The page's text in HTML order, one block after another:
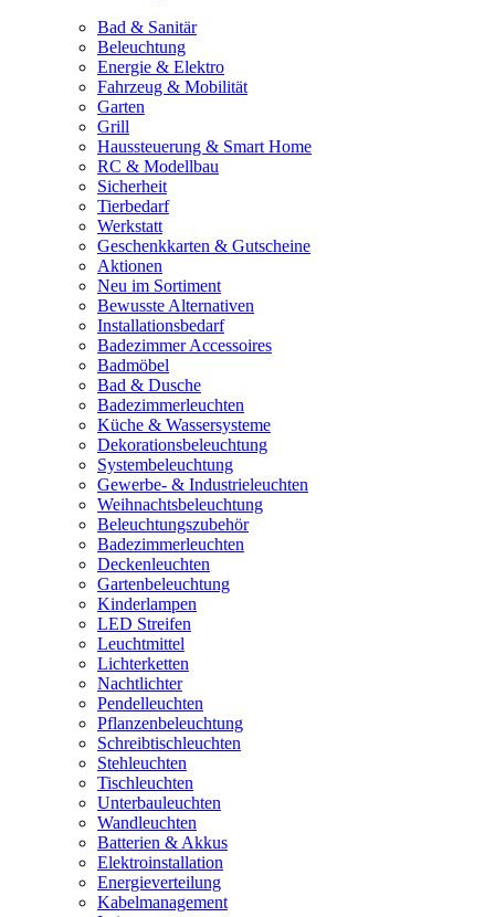
Bad & Sanitär
Beleuchtung
Energie & Elektro
Fahrzeug & Mobilität
Garten
Grill
Haussteuerung & Smart Home
RC & Modellbau
Sicherheit
Tierbedarf
Werkstatt
Geschenkkarten & Gutscheine
Aktionen
Neu im Sortiment
Bewusste Alternativen
Installationsbedarf
Badezimmer Accessoires
Badmöbel
Bad & Dusche
Badezimmerleuchten
Küche & Wassersysteme
Dekorationsbeleuchtung
Systembeleuchtung
Gewerbe- & Industrieleuchten
Weihnachtsbeleuchtung
Beleuchtungszubehör
Badezimmerleuchten
Deckenleuchten
Gartenbeleuchtung
Kinderlampen
LED Streifen
Leuchtmittel
Lichterketten
Nachtlichter
Pendelleuchten
Pflanzenbeleuchtung
Schreibtischleuchten
Stehleuchten
Tischleuchten
Unterbauleuchten
Wandleuchten
Batterien & Akkus
Elektroinstallation
Energieverteilung
Kabelmanagement